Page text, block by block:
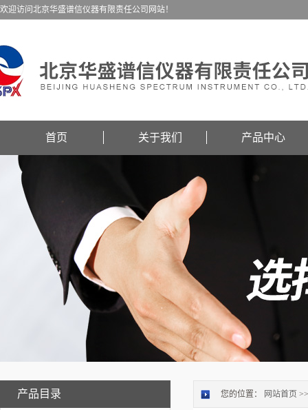
欢迎访问北京华盛谱信仪器有限责任公司网站！
首页 关于我们 产品中心
产品目录 您的位置： 网站首页